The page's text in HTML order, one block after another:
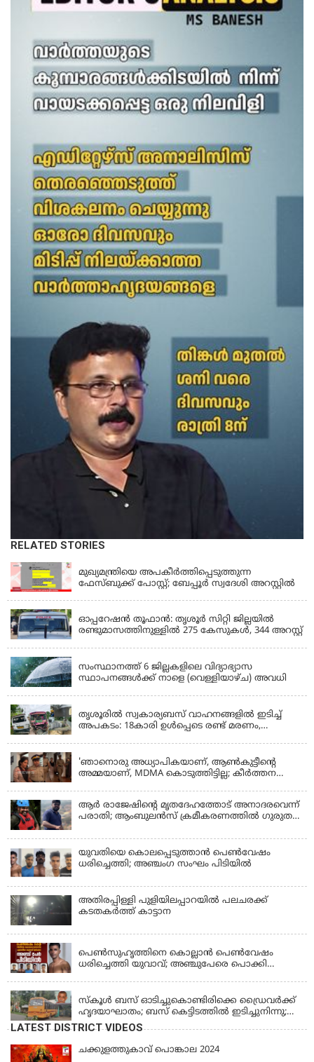
RELATED STORIES
KERALA
മുഖ്യമന്ത്രിയെ അപകീർത്തിപ്പെടുത്തുന്ന
ഫേസ്‌ബുക്ക് പോസ്റ്റ്; ബേപ്പൂർ സ്വദേശി അറസ്റ്റിൽ
ഓപ്പറേഷൻ തൂഫാൻ: തൃശൂർ സിറ്റി ജില്ലയിൽ
രണ്ടുമാസത്തിനുള്ളിൽ 275 കേസുകൾ, 344 അറസ്റ്റ്
സംസ്ഥാനത്ത് 6 ജില്ലകളിലെ വിദ്യാഭ്യാസ
സ്ഥാപനങ്ങൾക്ക് നാളെ (വെള്ളിയാഴ്ച) അവധി
തൃശൂരിൽ സ്വകാര്യബസ് വാഹനങ്ങളില്‍ ഇടിച്ച്
അപകടം: 18കാരി ഉൾപ്പെടെ രണ്ട് മരണം,
'ഞാനൊരു അധ്യാപികയാണ്, ആണ്‍കുട്ടീന്റെ
അമ്മയാണ്‌, MDMA കൊടുത്തിട്ടില്ല; കീർത്തന
ആര്‍ രാജേഷിന്റെ മൃതദേഹത്തോട് അനാദരവെന്ന്
പരാതി; ആംബുലന്‍സ് ക്രമീകരണത്തില്‍ ഗുരുതര
ഫ്രീസര്‍ സംവിധാനം ഇല്ലാതെയെന്നും ആരോപണം
യുവതിയെ കൊലപ്പെടുത്താൻ പെൺവേഷം
ധരിച്ചെത്തി; അഞ്ചംഗ സംഘം പിടിയിൽ
അതിരപ്പിള്ളി പുളിയിലപ്പാറയിൽ പലചരക്ക്
കടതകർത്ത് കാട്ടാന
പെണ്‍സുഹൃത്തിനെ കൊല്ലാന്‍ പെണ്‍വേഷം
ധരിച്ചെത്തി യുവാവ്; അഞ്ചുപേരെ പൊക്കി
സ്കൂൾ ബസ് ഓടിച്ചുകൊണ്ടിരിക്കെ ഡ്രൈവർക്ക്
ഹൃദയാഘാതം; ബസ് കെട്ടിടത്തിൽ ഇടിച്ചുനിന്നു;
ഡ്രൈവർ മരിച്ചു, രണ്ട് കുട്ടികൾക്ക് പരിക്ക്
LATEST DISTRICT VIDEOS
ചക്കുളത്തുകാവ് പൊങ്കാല 2024